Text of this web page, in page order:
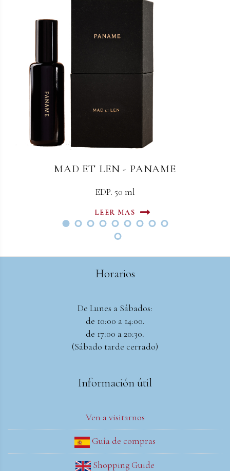
MAD ET LEN - PANAME
EDP. 50 ml
LEER MAS
MAD ET LEN - SPIRITUELLE
EDP 50 ml
LEER MAS
Horarios
De Lunes a Sábados:
de 10:00 a 14:00.
de 17:00 a 20:30.
(Sábado tarde cerrado)
Información útil
Ven a visitarnos
Guía de compras
Shopping Guide